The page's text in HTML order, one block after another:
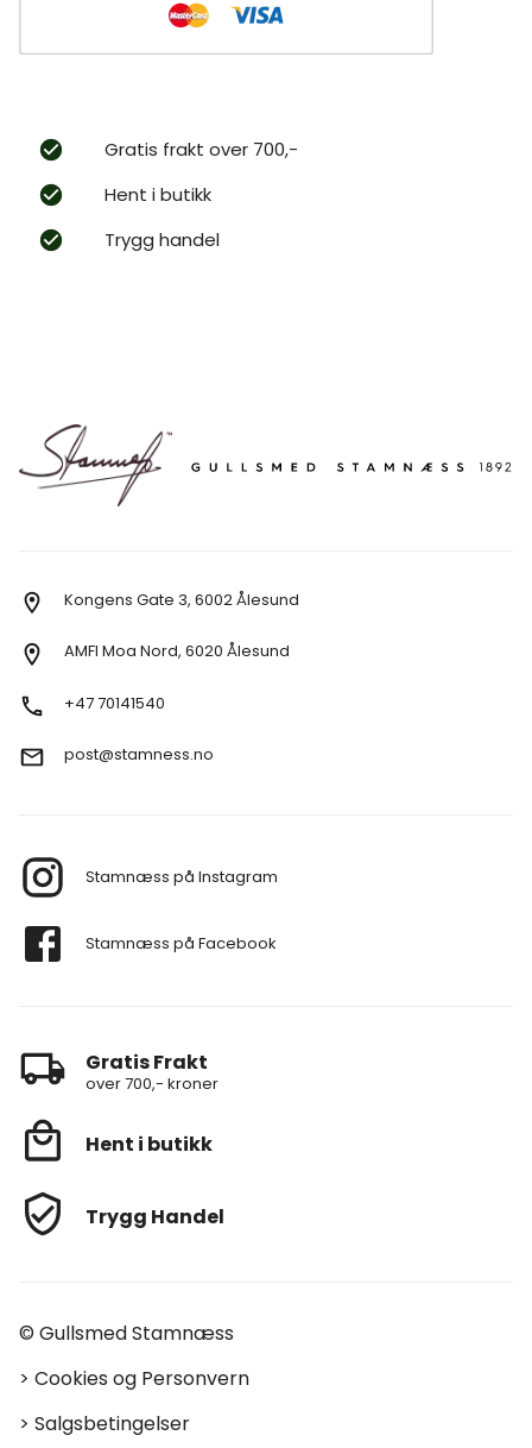
Gratis frakt over 700,-
Hent i butikk
Trygg handel
Kongens Gate 3, 6002 Ålesund
AMFI Moa Nord, 6020 Ålesund
+47 70141540
post@stamness.no
Stamnæss på Instagram
Stamnæss på Facebook
Gratis Frakt
over 700,- kroner
Hent i butikk
Trygg Handel
© Gullsmed Stamnæss
> Cookies og Personvern
> Salgsbetingelser